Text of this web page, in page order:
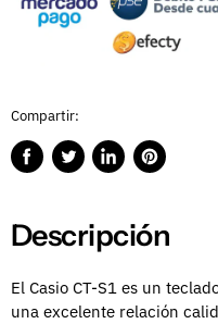
Compartir:
CompartirPublicarCompartirGuardar
Descripción
El Casio CT-S1 es un
una excelente relación